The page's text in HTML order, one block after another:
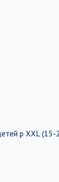
р XXL (15-